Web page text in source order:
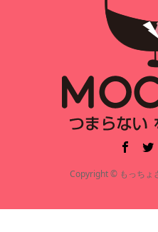
Copyright © もっちょ